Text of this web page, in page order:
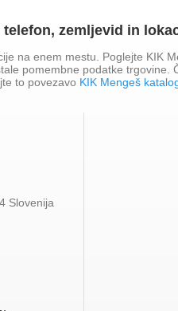
zemljevid in
na enem mestu. Poglejte KIK
pomembne podatke trgovine.
to povezavo KIK Mengeš
Slovenija